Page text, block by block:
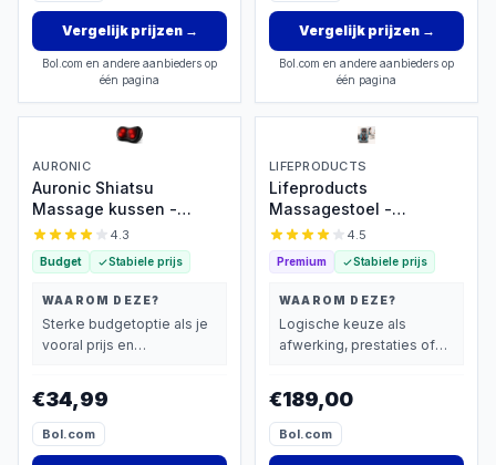
Vergelijk prijzen→
Bol.com en andere aanbieders op
één pagina
Vergelijk prijzen→
Bol.com en andere aanbieders op
één pagina
AURONIC
Auronic Shiatsu
Massage kussen -
Elektrisch Nek en Rug
Massage Apparaat -
Infrarood Warmte
Functie - Nekmassage -
4.3
Budget Stabiele prijs
WAAROM DEZE?
Sterke budgetoptie als je
vooral prijs en
€34,99
Bol.com
LIFEPRODUCTS
Lifeproducts
Massagestoel -
Rugmassage Apparaat -
Shiatsu Rug
Massagekussen -
Massage Apparaat voor
Stoel met Infrarood
Verwarming
4.5
Premium Stabiele prijs
WAAROM DEZE?
Logische keuze als
afwerking, prestaties of
€189,00
Bol.com